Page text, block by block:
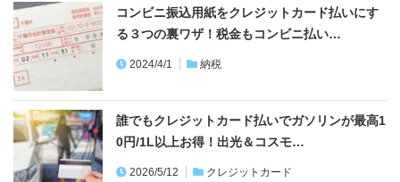
コンビニ振込用紙をクレジットカード払いにす
る３つの裏ワザ！税金もコンビニ払い…
2024/4/1 納税
誰でもクレジットカード払いでガソリンが最高1
0円/1L以上お得！出光＆コスモ…
2026/5/12 クレジットカード